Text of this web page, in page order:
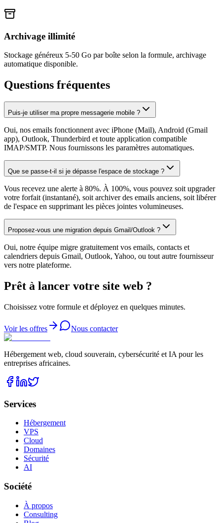
Archivage illimité
Stockage généreux 5-50 Go par boîte selon la formule, archivage
automatique disponible.
Questions fréquentes
Puis-je utiliser ma propre messagerie mobile ?
Oui, nos emails fonctionnent avec iPhone (Mail), Android (Gmail
app), Outlook, Thunderbird et toute application compatible
IMAP/SMTP. Nous fournissons les paramètres automatiques.
Que se passe-t-il si je dépasse l'espace de stockage ?
Vous recevez une alerte à 80%. À 100%, vous pouvez soit upgrader
votre forfait (instantané), soit archiver des emails anciens, soit libérer
de l'espace en supprimant les pièces jointes volumineuses.
Proposez-vous une migration depuis Gmail/Outlook ?
Oui, notre équipe migre gratuitement vos emails, contacts et
calendriers depuis Gmail, Outlook, Yahoo, ou tout autre fournisseur
vers notre plateforme.
Prêt à lancer votre site web ?
Choisissez votre formule et déployez en quelques minutes.
Voir les offres Nous contacter
Hébergement web, cloud souverain, cybersécurité et IA pour les
entreprises africaines.
Services
Hébergement
VPS
Cloud
Domaines
Sécurité
AI
Société
À propos
Consulting